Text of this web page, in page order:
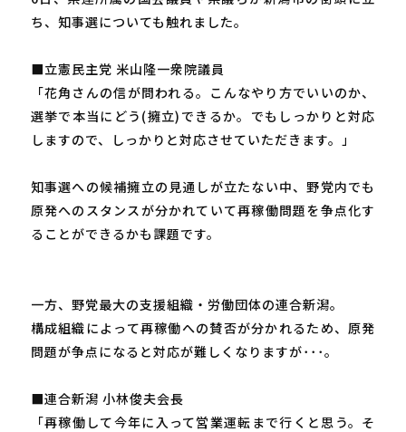
ち、知事選についても触れました。
■立憲民主党 米山隆一衆院議員
「花角さんの信が問われる。こんなやり方でいいのか、
選挙で本当にどう(擁立)できるか。でもしっかりと対応
しますので、しっかりと対応させていただきます。」
知事選への候補擁立の見通しが立たない中、野党内でも
原発へのスタンスが分かれていて再稼働問題を争点化す
ることができるかも課題です。
一方、野党最大の支援組織・労働団体の連合新潟。
構成組織によって再稼働への賛否が分かれるため、原発
問題が争点になると対応が難しくなりますが･･･。
■連合新潟 小林俊夫会長
「再稼働して今年に入って営業運転まで行くと思う。そ